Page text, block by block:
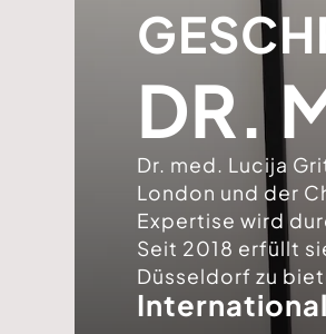
DR.
Dr. med. Lucija
London und der
Expertise wird
Seit 2018 erfüllt
Düsseldorf zu